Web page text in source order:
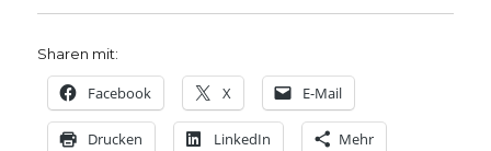
Sharen mit:
Facebook X E-Mail
Drucken LinkedIn Mehr